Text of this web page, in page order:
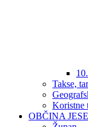
Takse,
Koristne
OBČINA